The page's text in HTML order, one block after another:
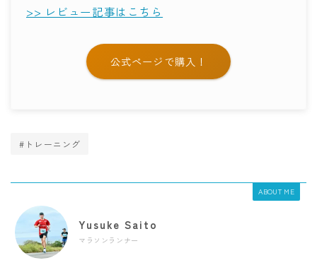
>> レビュー記事はこちら
公式ページで購入！
#トレーニング
ABOUT ME
Yusuke Saito
マラソンランナー